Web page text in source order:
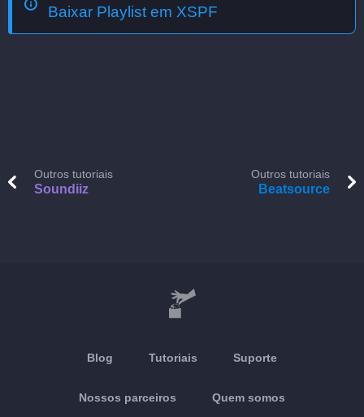
Baixar Playlist em XSPF
Outros tutoriais
Soundiiz
Outros tutoriais
Beatsource
Blog Tutoriais Suporte
Nossos parceiros Quem somos